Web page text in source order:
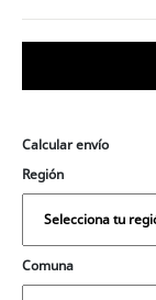
Calcular envío
Región
Comuna